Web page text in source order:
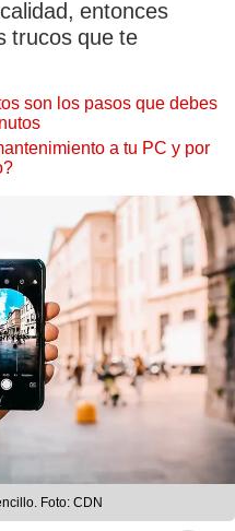
entonces
trucos que te
son los pasos que debes
a tu PC y por
Foto: CDN